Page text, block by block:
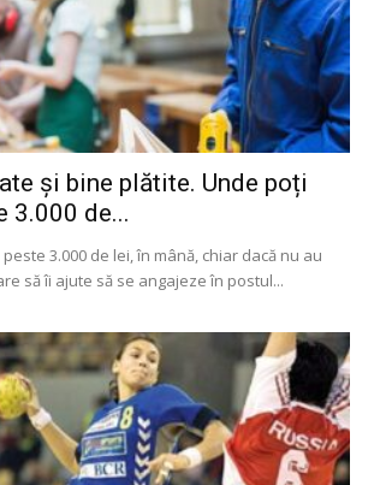
și bine plătite. Unde poți
3.000 de...
3.000 de lei, în mână, chiar dacă nu au
să îi ajute să se angajeze în postul...